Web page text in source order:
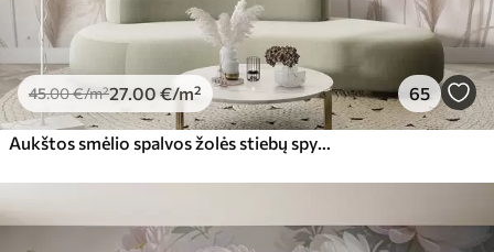
45.00€/m²27 .00 €/m² 65